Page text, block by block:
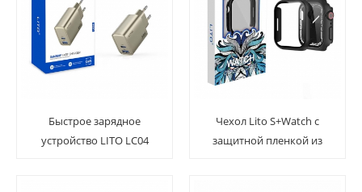
Быстрое зарядное
устройство LITO LC04
Чехол Lito S+Watch с
защитной пленкой из